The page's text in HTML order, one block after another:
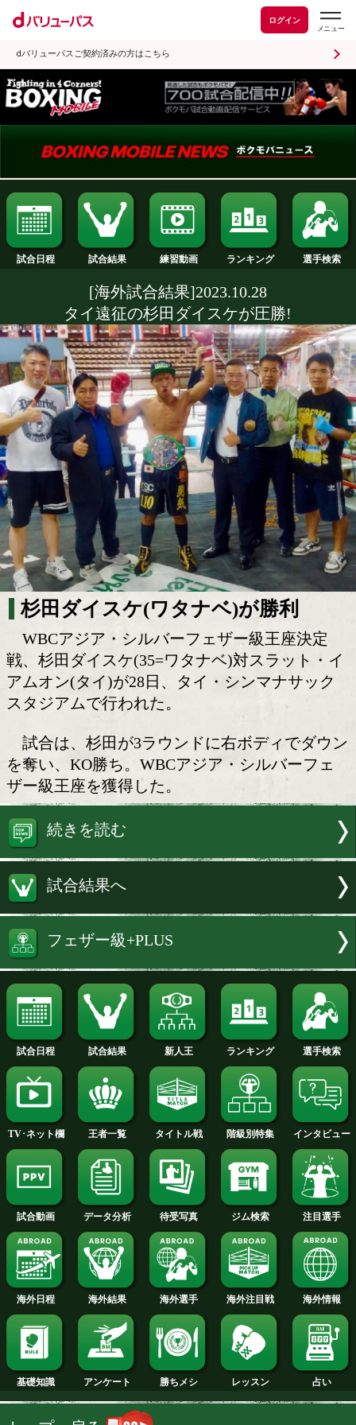
ログイン
dバリューパスご契約済みの方はこちら
試合日程 試合結果 練習動画 ランキング
[海外試合結果]2023.10.28
タイ遠征の杉田ダイスケが圧勝!
杉田ダイスケ(ワタナベ)が勝
WBCアジア・シルバーフェザー級王
戦、杉田ダイスケ(35=ワタナベ)対スラ
アムオン(タイ)が28日、タイ・シンマナ
スタジアムで行われた。
試合は、杉田が3ラウンドに右ボディ
を奪い、KO勝ち。WBCアジア・シルバ
ザー級王座を獲得した。
続きを読む
試合結果へ
フェザー級+PLUS
試合日程 試合結果 新人王 ランキング
TV･ネット欄 王者一覧 タイトル戦 階級別特集